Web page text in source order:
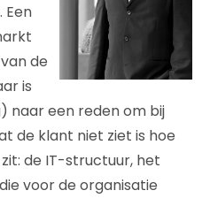
Een
de
is
naar een reden om bij
de klant niet ziet is hoe
de IT-structuur, het
voor de organisatie